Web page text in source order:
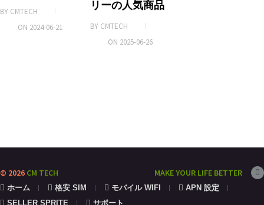
BY CMTECH
ON 2024-06-21
【2025年】中国
輸入・文房具・
オフィスカテゴ
© 2026 CM TECH MAKE YOUR LIFE BETTER
ホーム 格安 SIM モバイル WIFI
APN 設定
SELLER SPRITE
サポート